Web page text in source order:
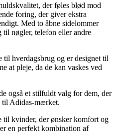
der føles blød mod
foring, der giver ekstra
Med to åbne sidelommer
til nøgler, telefon eller andre
hverdagsbrug og er designet til
at pleje, da de kan vaskes ved
også et stilfuldt valg for dem, der
til Adidas-mærket.
til kvinder, der ønsker komfort og
en perfekt kombination af